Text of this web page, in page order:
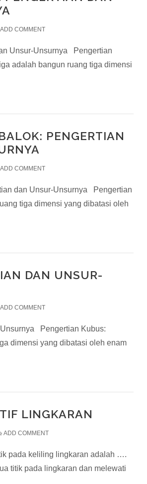
ADD COMMENT
Unsur-Unsurnya Pengertian
adalah bangun ruang tiga dimensi
PENGERTIAN
ADD COMMENT
dan Unsur-Unsurnya Pengertian
tiga dimensi yang dibatasi oleh
DAN UNSUR-
ADD COMMENT
Pengertian Kubus:
dimensi yang dibatasi oleh enam
LINGKARAN
ADD COMMENT
pada keliling lingkaran adalah ….
titik pada lingkaran dan melewati